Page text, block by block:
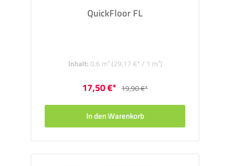
QuickFloor FL
Inhalt:0.6 m² (29,17 €* / 1 m²)
17,50 €* 19,90 €*
In den Warenkorb